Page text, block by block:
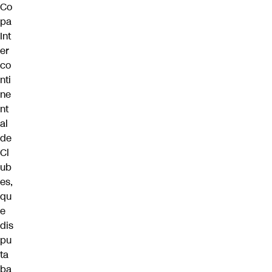
Co
pa
Int
er
co
nti
ne
nt
al
de
Cl
ub
es,
qu
e
dis
pu
ta
ba